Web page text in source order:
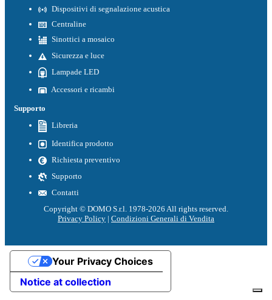
Dispositivi di segnalazione acustica
Centraline
Sinottici a mosaico
Sicurezza e luce
Lampade LED
Accessori e ricambi
Supporto
Libreria
Identifica prodotto
Richiesta preventivo
Supporto
Contatti
Copyright © DOMO S.r.l. 1978-2026 All rights reserved.
Privacy Policy | Condizioni Generali di Vendita
Notice at collection
Your Privacy Choices